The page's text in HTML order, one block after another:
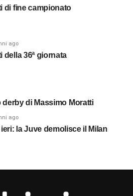
di fine campionato
ago
della 36ª giornata
di Massimo Moratti
ago
la Juve demolisce il Milan